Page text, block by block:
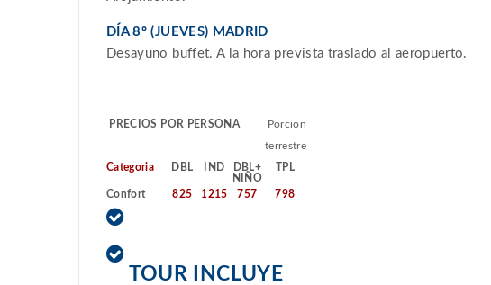
DÍA 8º (JUEVES) MADRID
Desayuno buffet. A la hora prevista traslado al aeropuerto.
PRECIOS POR PERSONA
Porcion
terrestre
Categoria
DBL IND
DBL+
NIÑO
TPL
Confort 825 1215 757 798
TOUR INCLUYE